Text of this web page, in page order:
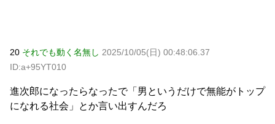
20 それでも動く名無し 2025/10/05(日) 00:48:06.37
ID:a+95YT010
進次郎になったらなったで「男というだけで無能がトップ
になれる社会」とか言い出すんだろ